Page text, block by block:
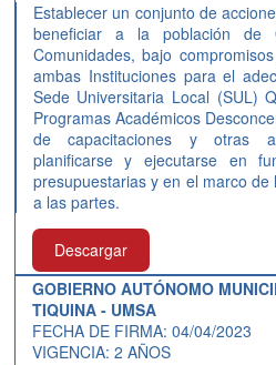
Establecer un conjunto de
beneficiar a la población de
Comunidades, bajo
ambas Instituciones para el
Sede Universitaria Local (SUL)
Programas Académicos
de capacitaciones y otras
planificarse y ejecutarse en
presupuestarias y en el marco
a las partes.
Descargar
GOBIERNO AUTÓNOMO
TIQUINA - UMSA
FECHA DE FIRMA: 04/04/2023
VIGENCIA: 2 AÑOS